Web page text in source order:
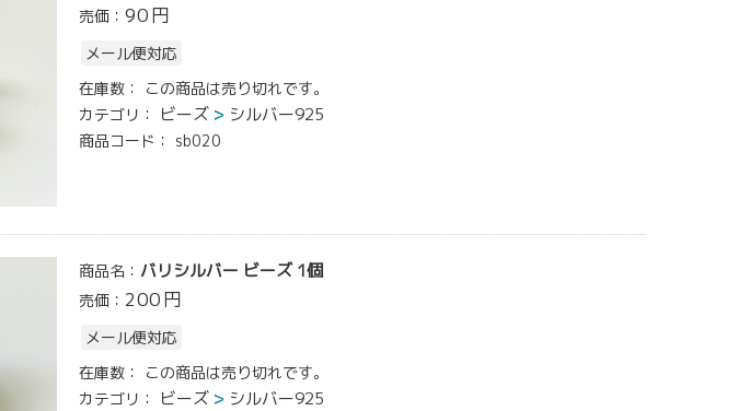
売価： 90円
メール便対応
在庫数：
この商品は売り切れです。
カテゴリ：
ビーズ シルバー925
商品コード： sb020
商品名： バリシルバー ビーズ 1個
売価： 200円
メール便対応
在庫数：
この商品は売り切れです。
カテゴリ：
ビーズ シルバー925